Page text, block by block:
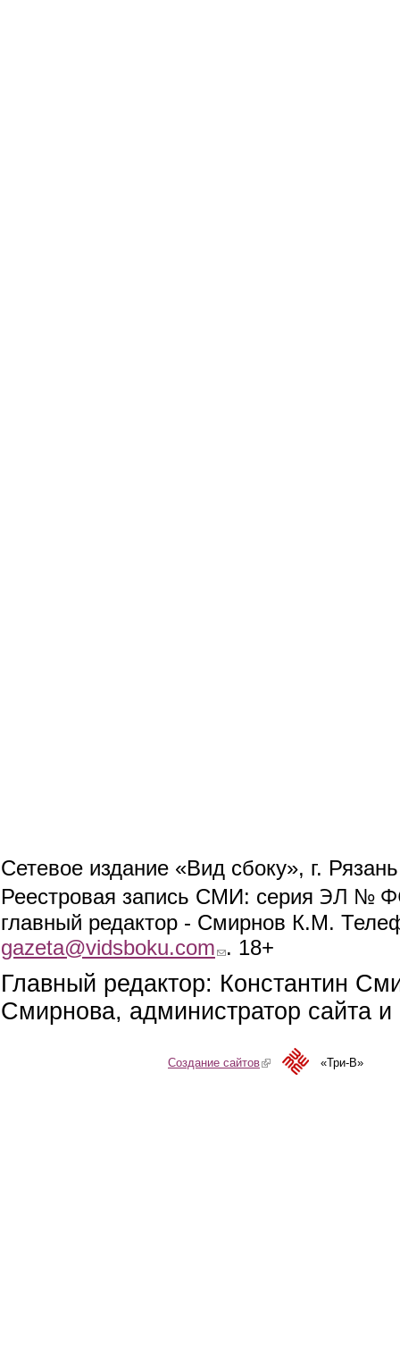
Сетевое издание «Вид сбоку», г.
Реестровая запись СМИ: серия ЭЛ №
главный редактор - Смирнов К.М.
gazeta@vidsboku.com (link sends e-mail)
. 18+
Главный редактор: Константин
Смирнова, администратор сайта
Создание сайтов(link is external)«Три-В»